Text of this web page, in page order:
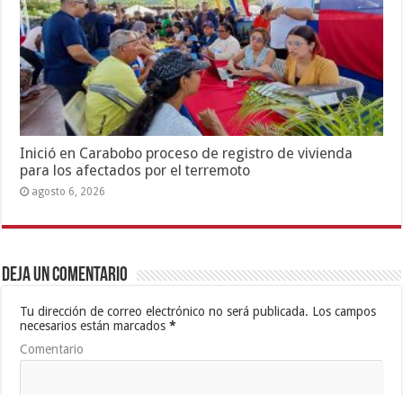
Inició en Carabobo proceso de registro de vivienda
para los afectados por el terremoto
agosto 6, 2026
Deja un comentario
Tu dirección de correo electrónico no será publicada. Los campos
necesarios están marcados*
Comentario